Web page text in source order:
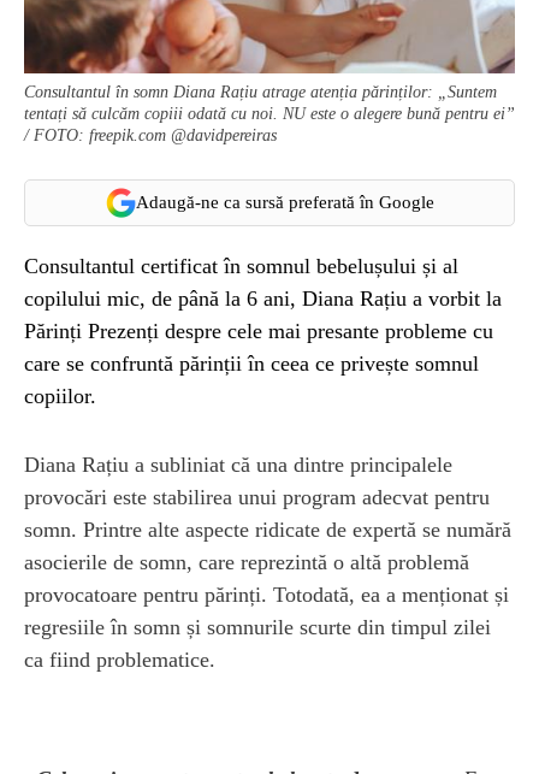
Consultantul în somn Diana Rațiu atrage atenția părinților: „Suntem
tentați să culcăm copiii odată cu noi. NU este o alegere bună pentru ei”
/ FOTO: freepik.com @davidpereiras
Adaugă-ne ca sursă preferată în Google
Consultantul certificat în somnul bebelușului și al
copilului mic, de până la 6 ani, Diana Rațiu a vorbit la
Părinți Prezenți despre cele mai presante probleme cu
care se confruntă părinții în ceea ce privește somnul
copiilor.
Diana Rațiu a subliniat că una dintre principalele
provocări este stabilirea unui program adecvat pentru
somn. Printre alte aspecte ridicate de expertă se numără
asocierile de somn, care reprezintă o altă problemă
provocatoare pentru părinți. Totodată, ea a menționat și
regresiile în somn și somnurile scurte din timpul zilei
ca fiind problematice.